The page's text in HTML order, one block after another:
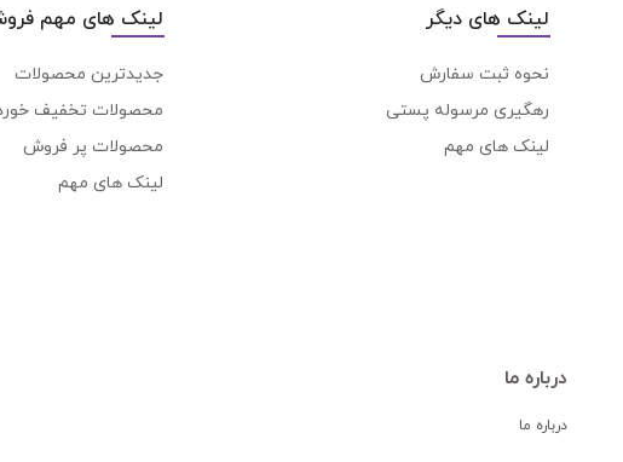
لینک های دیگر
نحوه ثبت سفارش
رهگیری مرسوله پستی
لینک های مهم
لینک های مهم
جدیدترین محصولات
محصولات تخفیف
محصولات پر فروش
لینک های مهم
درباره ما
درباره ما